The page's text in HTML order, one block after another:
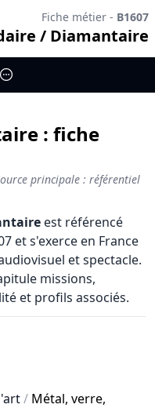
Fiche métier - B1607
/ Diamantaire
: fiche
principale : référentiel
est référencé
et s'exerce en France
et spectacle.
missions,
et profils associés.
/ Métal, verre,